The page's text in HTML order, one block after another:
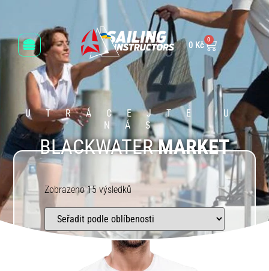
0 Kč
0
UTRÁCEJTE U
NÁS
BLACKWATERMARKET
Zobrazeno 15 výsledků